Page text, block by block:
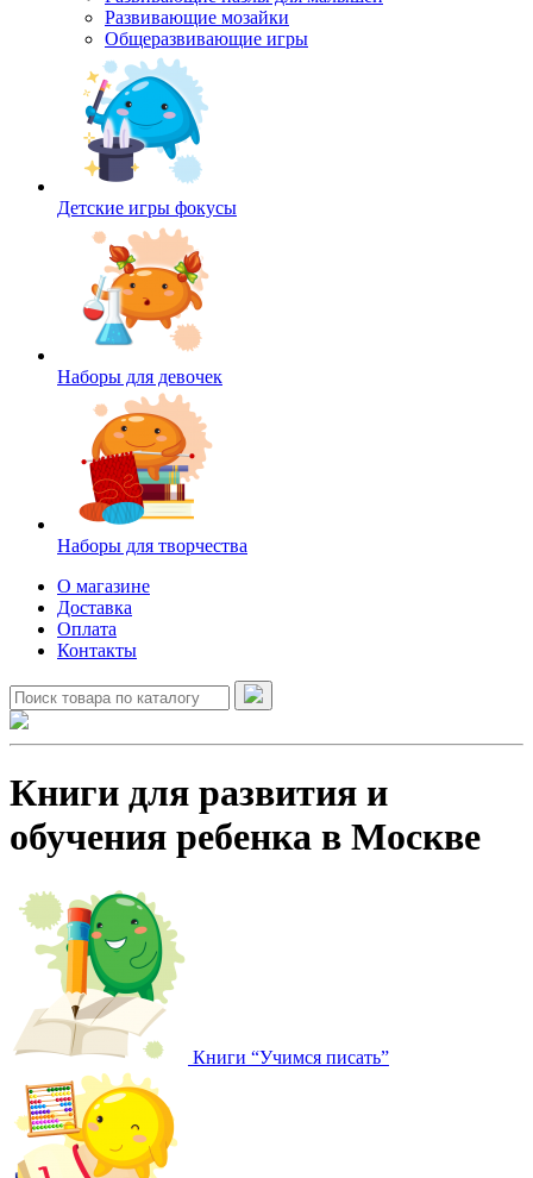
Развивающие мозайки
Общеразвивающие игры
Детские игры фокусы
Наборы для девочек
Наборы для творчества
О магазине
Доставка
Оплата
Контакты
Книги для развития и
обучения ребенка в Москве
Книги “Учимся писать”